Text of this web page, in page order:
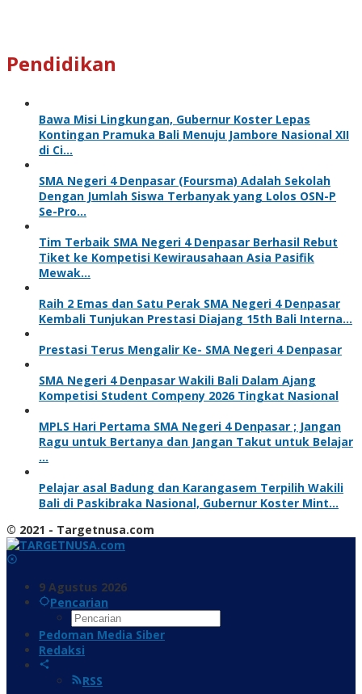
Pendidikan
Bawa Misi Lingkungan, Gubernur Koster Lepas
Kontingan Pramuka Bali Menuju Jambore Nasional XII
di Ci…
SMA Negeri 4 Denpasar (Foursma) Adalah Sekolah
Dengan Jumlah Siswa Terbanyak yang Lolos OSN-P
Se-Pro…
Tim Terbaik SMA Negeri 4 Denpasar Berhasil Rebut
Tiket ke Kompetisi Kewirausahaan Asia Pasifik
Mewak…
Raih 2 Emas dan Satu Perak SMA Negeri 4 Denpasar
Kembali Tunjukan Prestasi Diajang 15th Bali Interna…
Prestasi Terus Mengalir Ke- SMA Negeri 4 Denpasar
SMA Negeri 4 Denpasar Wakili Bali Dalam Ajang
Kompetisi Student Compeny 2026 Tingkat Nasional
MPLS Hari Pertama SMA Negeri 4 Denpasar ; Jangan
Ragu untuk Bertanya dan Jangan Takut untuk Belajar
…
Pelajar asal Badung dan Karangasem Terpilih Wakili
Bali di Paskibraka Nasional, Gubernur Koster Mint…
© 2021 - Targetnusa.com
9 Agustus 2026
Pencarian
Pedoman Media Siber
Redaksi
RSS